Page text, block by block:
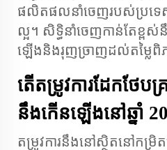
ផលិតផលនាំចេញរបស់ប្រទេ
ល្អ។ សិទ្ធិនាំចេញកាន់តែខ្ពស់
ឡើងនិងរុញច្រាញដល់តម្លៃ
តើតម្រូវការដែកថែ
នឹងកើនឡើងនៅឆ្នាំ
តម្រូវការនឹងនៅស្ថិតនៅកម្រិ